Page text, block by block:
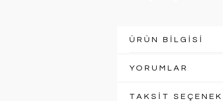
ÜRÜN BİLGİSİ
YORUMLAR
TAKSİT